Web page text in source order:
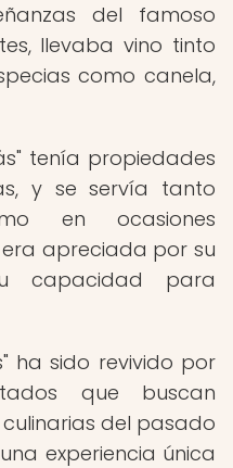
del famoso
llevaba vino tinto
como canela,
tenía propiedades
y se servía tanto
en ocasiones
apreciada por su
capacidad para
ha sido revivido por
que buscan
del pasado
experiencia única